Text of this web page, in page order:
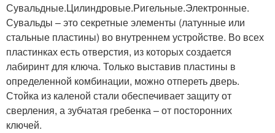
Сувальдные.Цилиндровые.Ригельные.Электронные.
Сувальды – это секретные элементы (латунные или
стальные пластины) во внутреннем устройстве. Во всех
пластинках есть отверстия, из которых создается
лабиринт для ключа. Только выставив пластины в
определенной комбинации, можно отпереть дверь.
Стойка из каленой стали обеспечивает защиту от
сверления, а зубчатая гребенка – от посторонних
ключей.